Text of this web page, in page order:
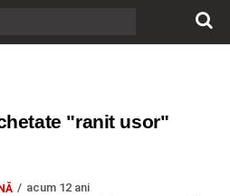
"ranit usor"
acum 12 ani